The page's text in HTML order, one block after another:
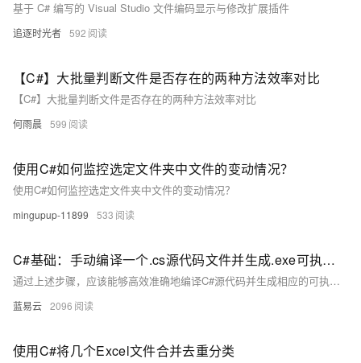
基于 C# 编写的 Visual Studio 文件编码显示与修改扩展插件
追逐时光者 592
【C#】大批量判断文件是否存在的两种方法效率对比
【C#】大批量判断文件是否存在的两种方法效率对比
何雨晨 599
使用C#如何监控选定文件夹中文件的变动情况？
使用C#如何监控选定文件夹中文件的变动情况？
mingupup-11899 533
C#基础：手动编译一个.cs源代码文件并生成.exe可执行文件
通过上述步骤，应该能够高效准确地编译C#源代码并生成相应的可执行文件。此外，这一过程强调了对命令行编译器的理解，这在调试和自动化编译流程中是非常重要的。
蓝易云 2096
使用C#将几个Excel文件合并去重分类